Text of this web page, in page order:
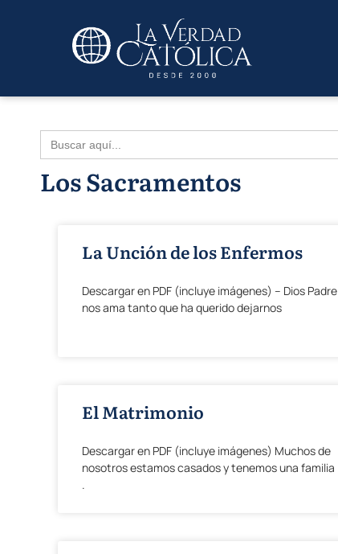
Buscar:
Los Sacramentos
La Unción de los Enfermos
Descargar en PDF (incluye imágenes) – Dios Padre
nos ama tanto que ha querido dejarnos
El Matrimonio
Descargar en PDF (incluye imágenes) Muchos de
nosotros estamos casados y tenemos una familia
.